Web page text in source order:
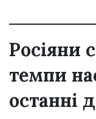
Росіяни
темпи
останні